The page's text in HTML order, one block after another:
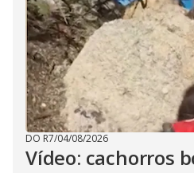
DO R7/04/08/2026
Vídeo: cachorros